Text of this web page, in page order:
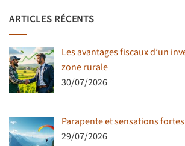
ARTICLES RÉCENTS
Les avantages fiscaux d’un
zone rurale
30/07/2026
Parapente et sensations
29/07/2026